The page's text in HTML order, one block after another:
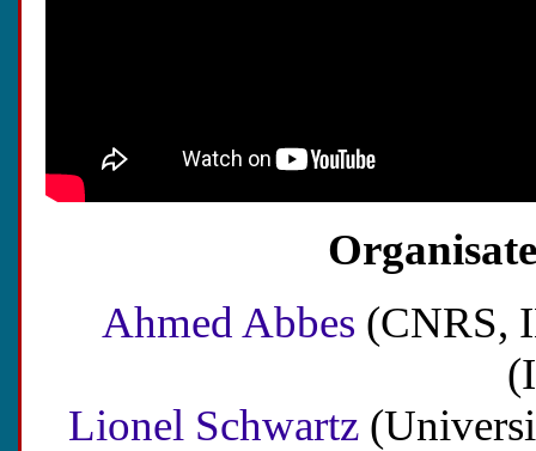
Ahmed Abbes (CNRS,
Lionel Schwartz